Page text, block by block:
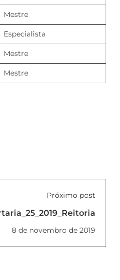
Mestre
Especialista
Mestre
Mestre
Próximo post
8 de novembro de 2019